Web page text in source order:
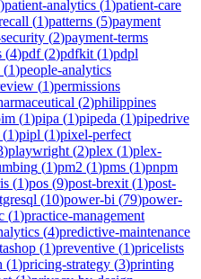
)patient-analytics (1)patient-care
(1)patterns (5)payment
(2)payment-terms
(4)pdf(2)pdfkit (1)pdpl
(1)people-analytics
(1)permissions
(2)philippines
(1)pipa (1)pipeda (1)pipedrive
(1)pipl (1)pixel-perfect
)playwright (2)plex (1)plex-
(1)pm2 (1)pms (1)pnpm
(1)pos (9)post-brexit (1)post-
(10)power-bi (79)power-
(1)practice-management
(4)predictive-maintenance
(1)preventive (1)pricelists
(1)pricing-strategy (3)printing